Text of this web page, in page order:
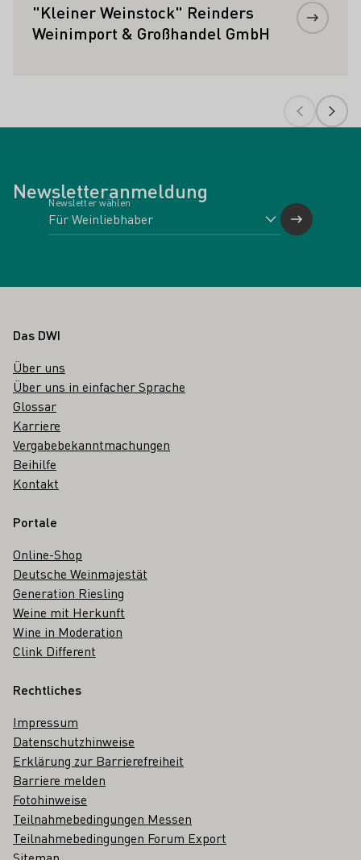
"Kleiner Weinstock" Reinders
Weinimport & Großhandel GmbH
Newsletteranmeldung
Newsletter wählen
Fußbereich
Das DWI
Über uns
Über uns in einfacher Sprache
Glossar
Karriere
Vergabebekanntmachungen
Beihilfe
Kontakt
Portale
Online-Shop
Deutsche Weinmajestät
Generation Riesling
Weine mit Herkunft
Wine in Moderation
Clink Different
Rechtliches
Impressum
Datenschutzhinweise
Erklärung zur Barrierefreiheit
Barriere melden
Fotohinweise
Teilnahmebedingungen Messen
Teilnahmebedingungen Forum Export